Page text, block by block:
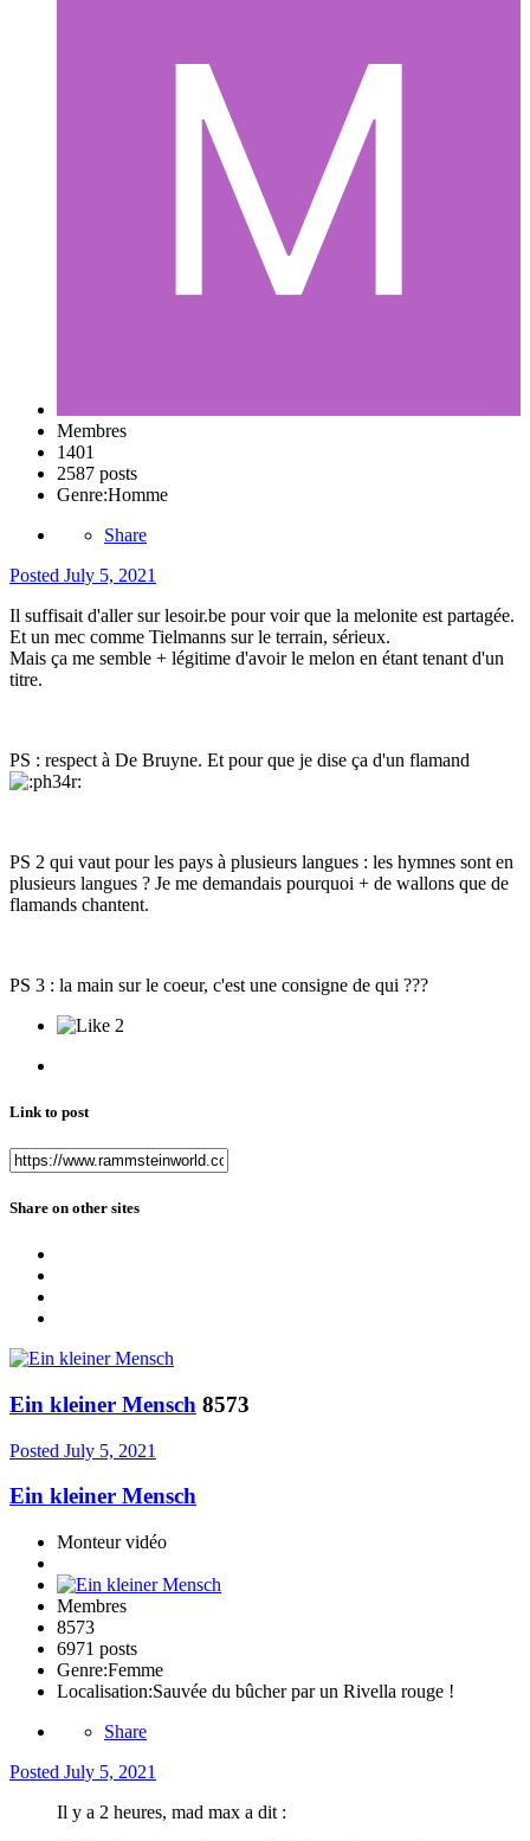
Membres
1401
2587 posts
Genre:Homme
Share
Posted July 5, 2021
Il suffisait d'aller sur lesoir.be pour voir que la melonite est partagée.
Et un mec comme Tielmanns sur le terrain, sérieux.
Mais ça me semble + légitime d'avoir le melon en étant tenant d'un
titre.
PS : respect à De Bruyne. Et pour que je dise ça d'un flamand
PS 2 qui vaut pour les pays à plusieurs langues : les hymnes sont en
plusieurs langues ? Je me demandais pourquoi + de wallons que de
flamands chantent.
PS 3 : la main sur le coeur, c'est une consigne de qui ???
2
Link to post
Share on other sites
Ein kleiner Mensch 8573
Posted July 5, 2021
Ein kleiner Mensch
Monteur vidéo
Membres
8573
6971 posts
Genre:Femme
Localisation:Sauvée du bûcher par un Rivella rouge !
Share
Posted July 5, 2021
Il y a 2 heures, mad max a dit :